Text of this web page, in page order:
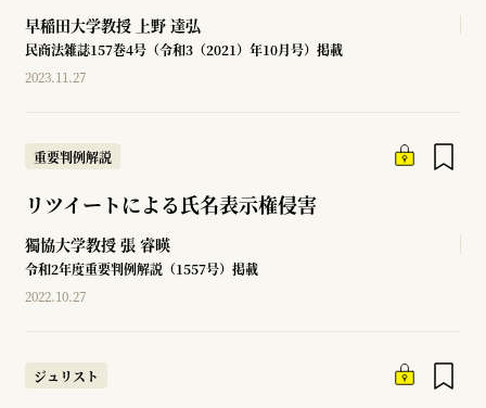
早稲田大学教授 上野 達弘
民商法雑誌157巻4号（令和3（2021）年10月号）掲載
2023.11.27
重要判例解説
リツイートによる氏名表示権侵害
獨協大学教授 張 睿暎
令和2年度重要判例解説（1557号）掲載
2022.10.27
ジュリスト